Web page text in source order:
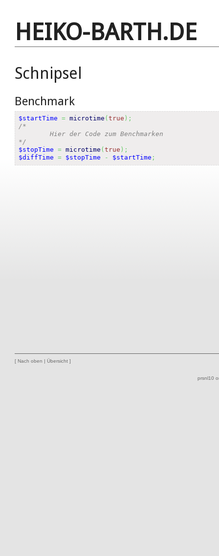
HEIKO-BARTH.DE
Schnipsel
Benchmark
$startTime = microtime ( true ) ;
/*
*/
$stopTime = microtime ( true ) ;
$diffTime = $stopTime - $startTime ;
[ Nach oben | Übersicht ]
prsnl10